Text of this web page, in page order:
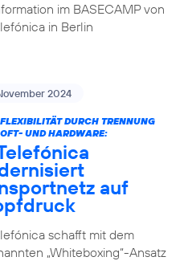
im BASECAMP von
in Berlin
2024
DURCH TRENNUNG
UND HARDWARE:
auf
schafft mit dem
„Whiteboxing“-Ansatz